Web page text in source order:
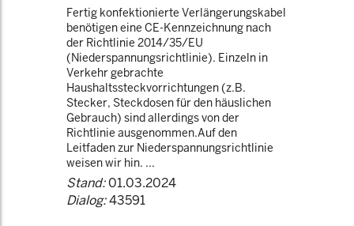
Fertig konfektionierte Verlängerungskabel
benötigen eine CE-Kennzeichnung nach
der Richtlinie 2014/35/EU
(Niederspannungsrichtlinie). Einzeln in
Verkehr gebrachte
Haushaltssteckvorrichtungen (z.B.
Stecker, Steckdosen für den häuslichen
Gebrauch) sind allerdings von der
Richtlinie ausgenommen.Auf den
Leitfaden zur Niederspannungsrichtlinie
weisen wir hin. ...
Stand:01.03.2024
Dialog:43591